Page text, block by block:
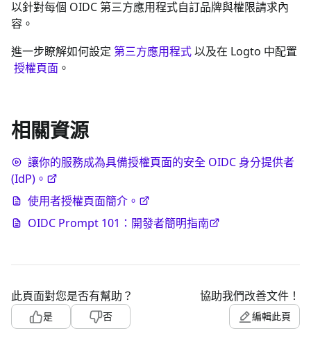
以針對每個 OIDC 第三方應用程式自訂品牌與權限請求內
容。
進一步瞭解如何設定 第三方應用程式以及在 Logto 中配置
授權頁面 。
相關資源
讓你的服務成為具備授權頁面的安全 OIDC 身分提供者
(IdP)。
使用者授權頁面簡介。
OIDC Prompt 101：開發者簡明指南
此頁面對您是否有幫助？
是 否
協助我們改善文件！
編輯此頁